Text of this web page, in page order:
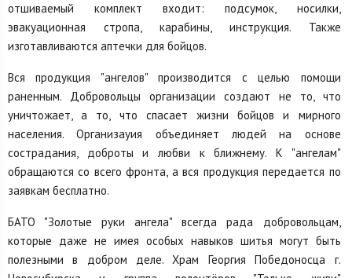
отшиваемый комплект входит: подсумок, носилки,
эвакуационная стропа, карабины, инструкция. Также
изготавливаются аптечки для бойцов.
Вся продукция "ангелов" производится с целью помощи
раненным. Добровольцы организации создают не то, что
уничтожает, а то, что спасает жизни бойцов и мирного
населения. Организауия объединяет людей на основе
сострадания, доброты и любви к ближнему. К "ангелам"
обращаются со всего фронта, а вся продукция передается по
заявкам бесплатно.
БАТО "Золотые руки ангела" всегда рада добровольцам,
которые даже не имея особых навыков шитья могут быть
полезными в добром деле. Храм Георгия Победоносца г.